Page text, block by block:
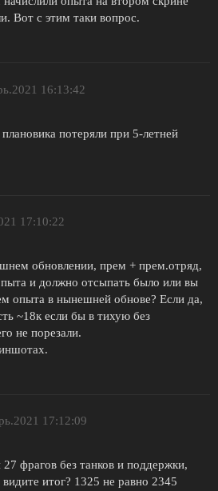
Вот с этим таки вопрос.
16:13:42
потеряли при 5-летней
17:10:22
обновлении, прем + прем.отряд,
и должно отсыпать было или вы
опыта в нынешней обнове? Если да,
~18к если бы в тихую без
не порезали.
17:12:09
фрагов без танков и поддержки,
итог? 1325 не равно 2345